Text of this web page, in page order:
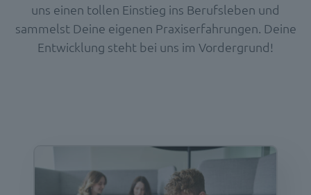
uns einen tollen Einstieg ins Berufsleben und
sammelst Deine eigenen Praxiserfahrungen. Deine
Entwicklung steht bei uns im Vordergrund!